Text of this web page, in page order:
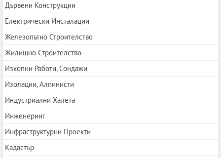
Дървени Конструкции
Електрически Инсталации
Железопътно Строителство
Жилищно Строителство
Изкопни Работи, Сондажи
Изолации, Алпинисти
Индустриални Халета
Инженеринг
Инфраструктурни Проекти
Кадастър